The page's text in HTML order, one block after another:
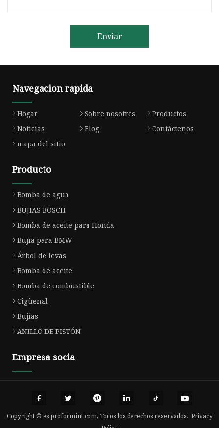
Enviar
Navegacion rapida
Hogar Sobre nosotros
Productos
Noticias
Blog
Contáctenos
mapa del sitio
Producto
Bomba de agua
BUJIAS BOSCH
Bomba de aceite para Honda
Bujía para BMW
Árbol de levas
Bomba de aceite
Bomba de combustible
Cigüeñal
Bujías
ANILLO DE PISTÓN
Empresa socia
Copyright © es.proformint.com, Todos los derechos reservados. Privacy